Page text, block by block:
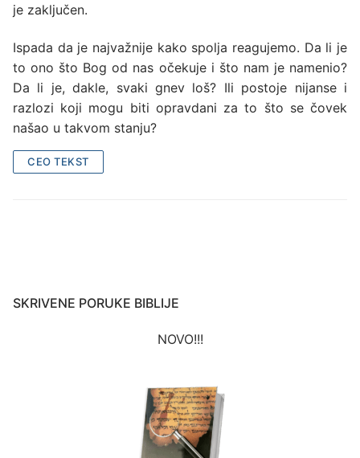
je zaključen.
Ispada da je najvažnije kako spolja reagujemo. Da li je
to ono što Bog od nas očekuje i što nam je namenio?
Da li je, dakle, svaki gnev loš? Ili postoje nijanse i
razlozi koji mogu biti opravdani za to što se čovek
našao u takvom stanju?
CEO TEKST
SKRIVENE PORUKE BIBLIJE
NOVO!!!